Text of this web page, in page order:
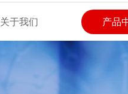
关于我们 产品